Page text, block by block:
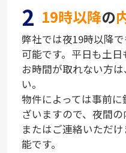
2 19時以降の
弊社では夜19時以降
可能です。平日も土
お時間が取れない方
い。
物件によっては事前
ざいますので、夜間
またはご連絡いただ
能です。